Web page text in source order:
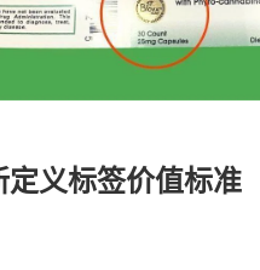
义标签价值标准